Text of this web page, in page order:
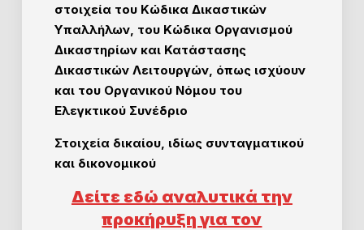
στοιχεία του Κώδικα Δικαστικών
Υπαλλήλων, του Κώδικα Οργανισμού
Δικαστηρίων και Κατάστασης
Δικαστικών Λειτουργών, όπως ισχύουν
και του Οργανικού Νόμου του
Ελεγκτικού Συνέδριο
Στοιχεία δικαίου, ιδίως συνταγματικού
και δικονομικού
Δείτε εδώ αναλυτικά την
προκήρυξη για τον